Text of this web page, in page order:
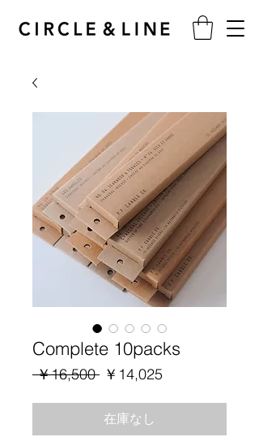
Complete 10packs
￥16,500 通
価
格
￥14,025
ル
在庫なし